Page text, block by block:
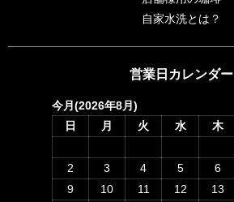
自家水洗とは？
営業日カレンダー
今月(2026年8月)
日
月 火 水 木
2
3 4 5 6
9
10 11 12 13